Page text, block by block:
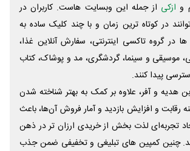
و ازکی از جمله این وبسایت ‌هاست. کاربران در
در کوتاه ترین زمان و با چند کلیک ساده به
در گروه تاکسی اینترنتی، سفارش آنلاین غذا،
موسیقی و سینما، گردشگری، مد و پوشاک، کتاب
پیدا کنند.
بن هدیه و آفر، علاوه بر کمک به بهتر شناخته شدن
رقابت و افزایش بازدید و آمار فروش آن‌ها، باعث
تجربه‌ای لذت بخش از خریدی ارزان تر در ذهن
چنین کمپین های تبلیغی و تخفیفی ضمن جذب